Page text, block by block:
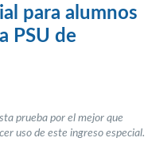
para alumnos
PSU de
prueba por el mejor que
uso de este ingreso especial.